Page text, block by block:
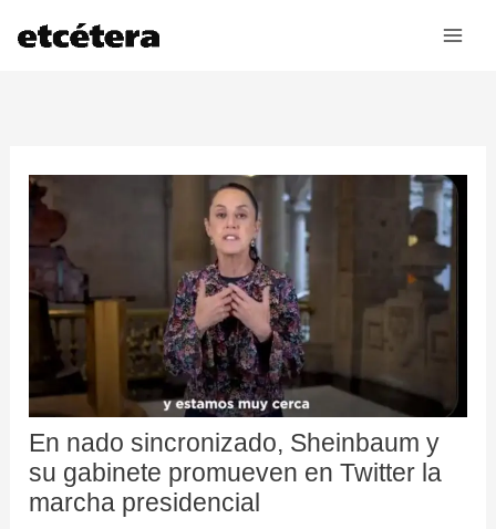
En nado sincronizado, Sheinbaum y
su gabinete promueven en Twitter la
marcha presidencial